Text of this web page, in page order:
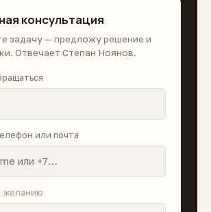
консультация
задачу — предложу решение и
Отвечает Степан Ноянов.
или почта
желанию